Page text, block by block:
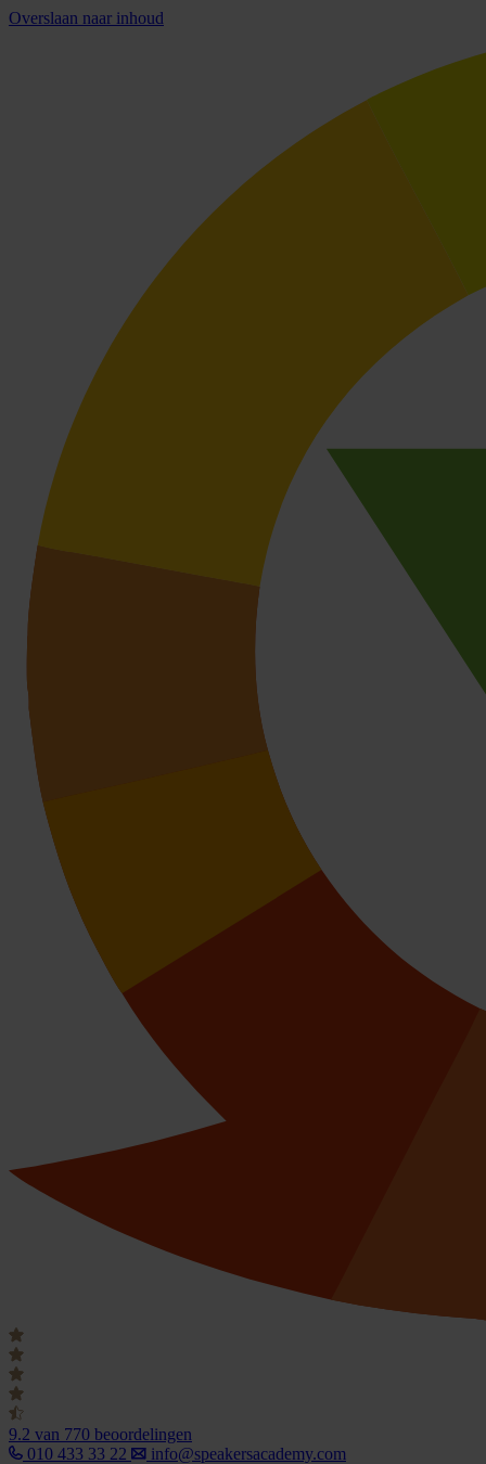
Overslaan naar inhoud
9.2 van 770 beoordelingen
010 433 33 22
info@speakersacademy.com